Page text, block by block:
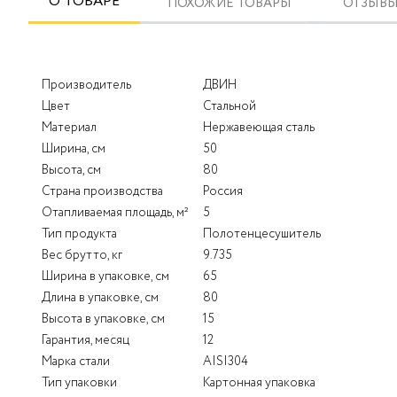
ПОХОЖИЕ ТОВАРЫ
Производитель
ДВИН
Цвет
Стальной
Материал
Нержавеющая сталь
Ширина, см
50
Высота, см
80
Страна производства
Россия
Отапливаемая площадь, м²
5
Тип продукта
Полотенцесушитель
Вес брутто, кг
9.735
Ширина в упаковке, см
65
Длина в упаковке, см
80
Высота в упаковке, см
15
Гарантия, месяц
12
Марка стали
AISI304
Тип упаковки
Картонная упаковка